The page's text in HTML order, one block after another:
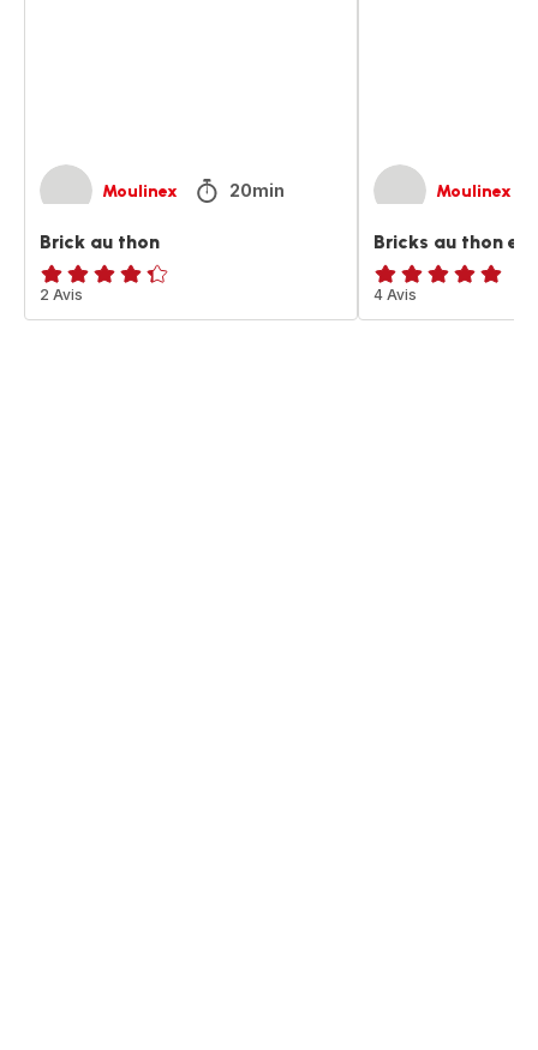
Moulinex 20min
Brick au thon
ratings.4.3
2 Avis
Moulinex
Bricks au thon et
Avis
5
4 Avis